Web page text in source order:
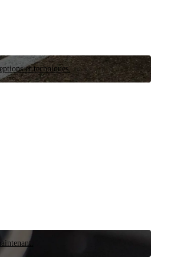
et techniques.